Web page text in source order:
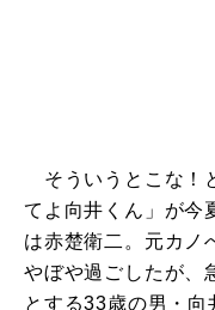
そういうとこな！
てよ向井くん」が今
は赤楚衛二。元カノ
やぼや過ごしたが、
とする33歳の男・